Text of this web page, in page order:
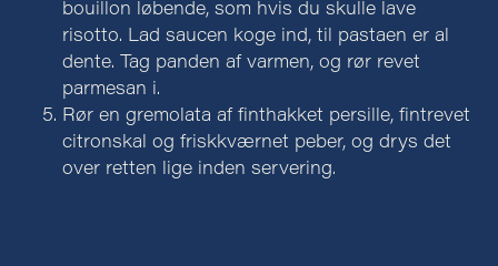
bouillon løbende, som hvis du skulle lave
risotto. Lad saucen koge ind, til pastaen er al
dente. Tag panden af varmen, og rør revet
parmesan i.
Rør en gremolata af finthakket persille, fintrevet
citronskal og friskkværnet peber, og drys det
over retten lige inden servering.